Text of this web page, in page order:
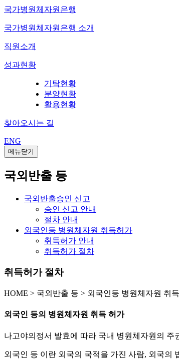
국가병원체자원은행
국가병원체자원은행 소개
직원소개
성과현황
기탁현황
분양현황
활용현황
찾아오시는 길
ENG
메뉴닫기
국외반출 등
국외반출승인 신고
승인 신고 안내
절차 안내
외국인등 병원체자원 취득허가
취득허가 안내
취득허가 절차
취득허가 절차
HOME > 국외반출 등 > 외국인등 병원체자원 취
외국인 등의 병원체자원 취득 허가
나고야의정서 발효에 따라 국내 병원체자원의
외국인 등 이란 외국의 국적을 가진 사람, 외국의